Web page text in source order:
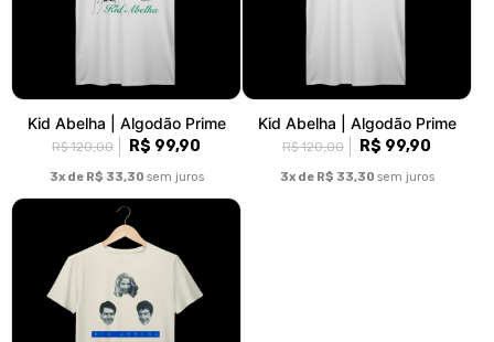
Kid Abelha | Algodão Prime
R$ 120,00 R$ 99,90
3x de R$ 33,30 sem juros
Kid Abelha | Algodão Prime
R$ 120,00 R$ 99,90
3x de R$ 33,30 sem juros